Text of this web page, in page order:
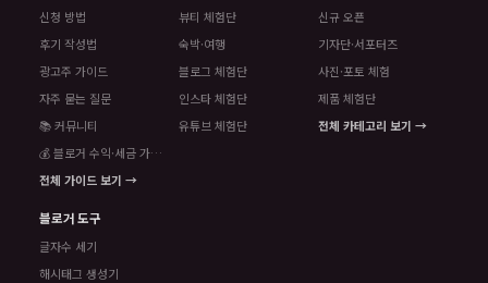
신청 방법
후기 작성법
광고주 가이드
자주 묻는 질문
📚 커뮤니티
💰 블로거 수익·세금 가이드
전체 가이드 보기 →
뷰티 체험단
숙박·여행
블로그 체험단
인스타 체험단
유튜브 체험단
신규 오픈
기자단·서포터즈
사진·포토 체험
제품 체험단
전체 카테고리 보기 →
블로거 도구
글자수 세기
해시태그 생성기